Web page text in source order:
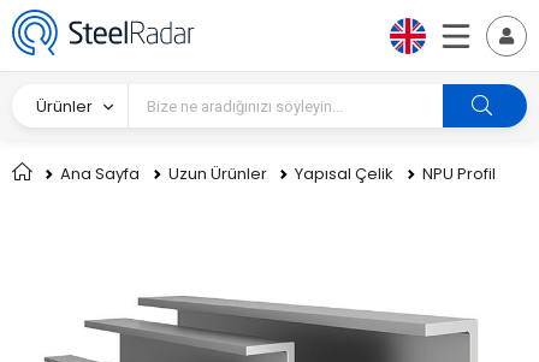
Ürünler
Ana Sayfa Uzun Ürünler Yapısal Çelik NPU Profil